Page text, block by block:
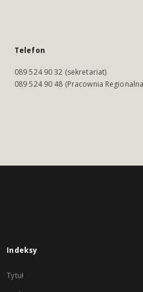
Telefon
089 524 90 32 (sekretariat)
089 524 90 48 (Pracownia
Indeksy
Tytuł